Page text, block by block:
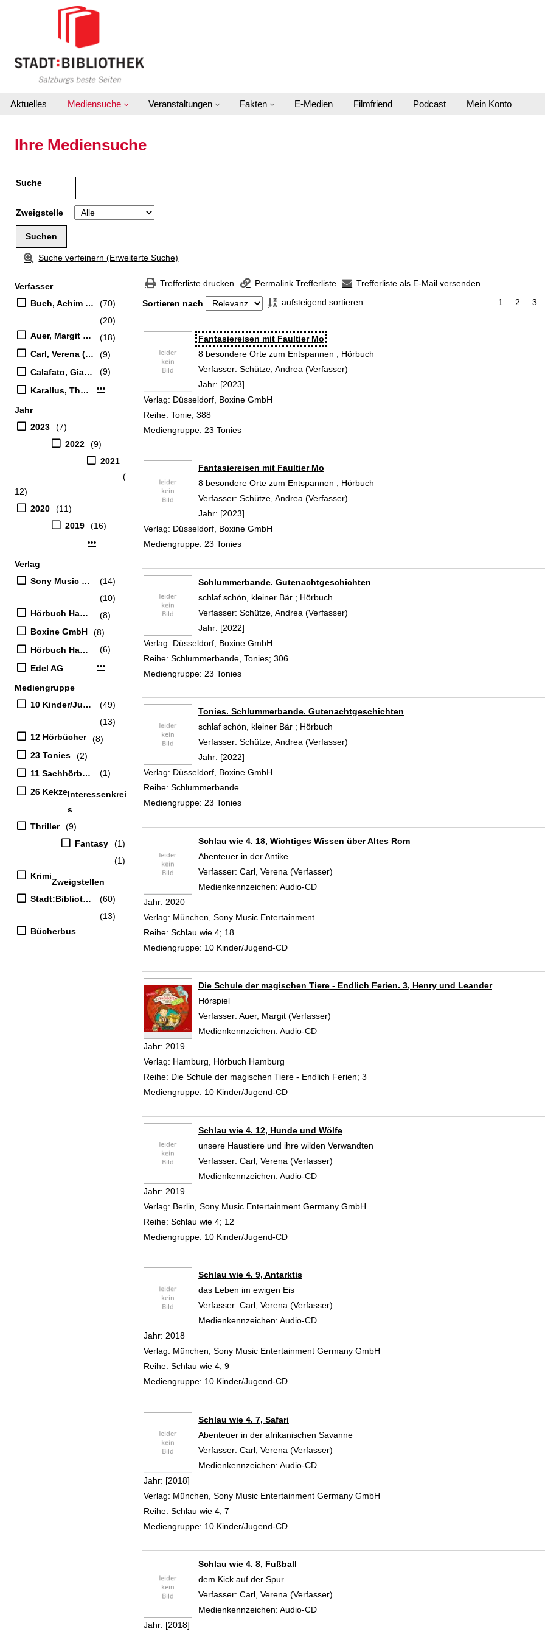
Zu den Suchfiltern springen
Zur Trefferliste springen
Aktuelles Mediensuche Veranstaltungen Fakten E-Medien Filmfriend Podcast Mein Konto
Ihre Mediensuche
Suche
Zweigstelle
Suche verfeinern (Erweiterte Suche)
Suchfilter
Verfasser
Buch, Achim (Erzähler)
(70)
Auer, Margit (Verfasser)
(20)
Carl, Verena (Verfasser)
(18)
Calafato, Gianluca (Erzähler)
(9)
Karallus, Thomas (Erzähler)
(9)
Mehr Verfasser-Filter anzeigen
Jahr
2023
(7)
2022
(9)
2021
(
12)
2020
(11)
2019
(16)
Mehr Jahr-Filter anzeigen
Verlag
Sony Music Entertainment Germany GmbH
(14)
Hörbuch Hamburg
(10)
Boxine GmbH
(8)
Hörbuch Hamburg HHV GmbH
(8)
Edel AG
(6)
Mediengruppe
10 Kinder/Jugend-CD
(49)
12 Hörbücher
(13)
23 Tonies
(8)
11 Sachhörbücher
(2)
26 Kekze
(1)
Interessenkrei
s
Thriller
(9)
Fantasy
(1)
Krimi
(1)
Zweigstellen
Stadt:Bibliothek
(60)
Bücherbus
(13)
Trefferliste drucken Permalink Trefferliste Trefferliste als E-Mail versenden
Sortieren nach aufsteigend sortieren 1 2 3
Suchergebnis
Zu den Suchfiltern springen
Fantasiereisen mit Faultier Mo
8 besondere Orte zum Entspannen ; Hörbuch
Verfasser: Schütze, Andrea (Verfasser)
Jahr: [2023]
Verlag: Düsseldorf, Boxine GmbH
Reihe: Tonie; 388
Mediengruppe: 23 Tonies
Fantasiereisen mit Faultier Mo
8 besondere Orte zum Entspannen ; Hörbuch
Verfasser: Schütze, Andrea (Verfasser)
Jahr: [2023]
Verlag: Düsseldorf, Boxine GmbH
Mediengruppe: 23 Tonies
Schlummerbande. Gutenachtgeschichten
schlaf schön, kleiner Bär ; Hörbuch
Verfasser: Schütze, Andrea (Verfasser)
Jahr: [2022]
Verlag: Düsseldorf, Boxine GmbH
Reihe: Schlummerbande, Tonies; 306
Mediengruppe: 23 Tonies
Tonies. Schlummerbande. Gutenachtgeschichten
schlaf schön, kleiner Bär ; Hörbuch
Verfasser: Schütze, Andrea (Verfasser)
Jahr: [2022]
Verlag: Düsseldorf, Boxine GmbH
Reihe: Schlummerbande
Mediengruppe: 23 Tonies
Schlau wie 4. 18, Wichtiges Wissen über Altes Rom
Abenteuer in der Antike
Verfasser: Carl, Verena (Verfasser)
Medienkennzeichen: Audio-CD
Jahr: 2020
Verlag: München, Sony Music Entertainment
Reihe: Schlau wie 4; 18
Mediengruppe: 10 Kinder/Jugend-CD
Die Schule der magischen Tiere - Endlich Ferien. 3, Henry und Leander
Hörspiel
Verfasser: Auer, Margit (Verfasser)
Medienkennzeichen: Audio-CD
Jahr: 2019
Verlag: Hamburg, Hörbuch Hamburg
Reihe: Die Schule der magischen Tiere - Endlich Ferien; 3
Mediengruppe: 10 Kinder/Jugend-CD
Schlau wie 4. 12, Hunde und Wölfe
unsere Haustiere und ihre wilden Verwandten
Verfasser: Carl, Verena (Verfasser)
Medienkennzeichen: Audio-CD
Jahr: 2019
Verlag: Berlin, Sony Music Entertainment Germany GmbH
Reihe: Schlau wie 4; 12
Mediengruppe: 10 Kinder/Jugend-CD
Schlau wie 4. 9, Antarktis
das Leben im ewigen Eis
Verfasser: Carl, Verena (Verfasser)
Medienkennzeichen: Audio-CD
Jahr: 2018
Verlag: München, Sony Music Entertainment Germany GmbH
Reihe: Schlau wie 4; 9
Mediengruppe: 10 Kinder/Jugend-CD
Schlau wie 4. 7, Safari
Abenteuer in der afrikanischen Savanne
Verfasser: Carl, Verena (Verfasser)
Medienkennzeichen: Audio-CD
Jahr: [2018]
Verlag: München, Sony Music Entertainment Germany GmbH
Reihe: Schlau wie 4; 7
Mediengruppe: 10 Kinder/Jugend-CD
Schlau wie 4. 8, Fußball
dem Kick auf der Spur
Verfasser: Carl, Verena (Verfasser)
Medienkennzeichen: Audio-CD
Jahr: [2018]